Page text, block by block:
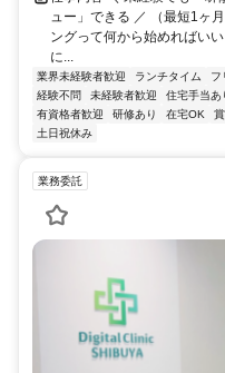
ュー」できる ／ （最短1ヶ
ングって何から始めればい
に...
業界未経験者歓迎 ランチタイム フ
経験不問
未経験者歓迎 住宅手当あ
有資格者歓迎
研修あり 在宅OK
土日祝休み
業務委託